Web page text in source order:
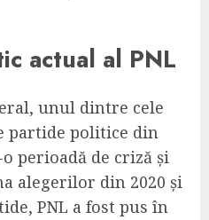
actual al PNL
unul dintre cele
partide politice din
perioadă de criză și
alegerilor din 2020 și
PNL a fost pus în